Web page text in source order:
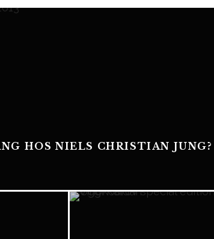
HOS NIELS CHRISTIAN JUNG?